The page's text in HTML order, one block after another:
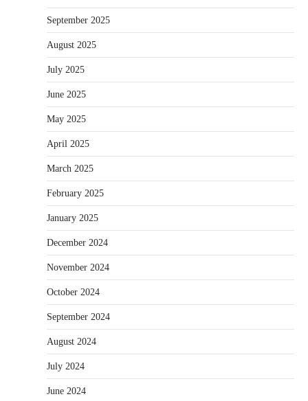
September 2025
August 2025
July 2025
June 2025
May 2025
April 2025
March 2025
February 2025
January 2025
December 2024
November 2024
October 2024
September 2024
August 2024
July 2024
June 2024